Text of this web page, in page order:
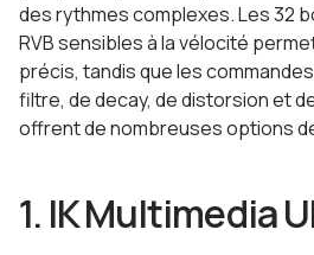
des rythmes complexes. Les 32
RVB sensibles à la vélocité
précis, tandis que les
filtre, de decay, de distorsion et
offrent de nombreuses options
1. IK Multimedia